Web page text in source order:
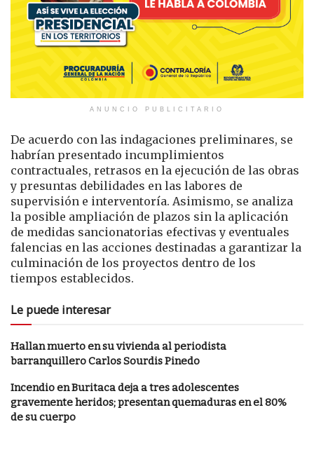
ANUNCIO PUBLICITARIO
De acuerdo con las indagaciones preliminares, se
habrían presentado incumplimientos
contractuales, retrasos en la ejecución de las obras
y presuntas debilidades en las labores de
supervisión e interventoría. Asimismo, se analiza
la posible ampliación de plazos sin la aplicación
de medidas sancionatorias efectivas y eventuales
falencias en las acciones destinadas a garantizar la
culminación de los proyectos dentro de los
tiempos establecidos.
Le puede interesar
Hallan muerto en su vivienda al periodista
barranquillero Carlos Sourdis Pinedo
Incendio en Buritaca deja a tres adolescentes
gravemente heridos; presentan quemaduras en el 80%
de su cuerpo